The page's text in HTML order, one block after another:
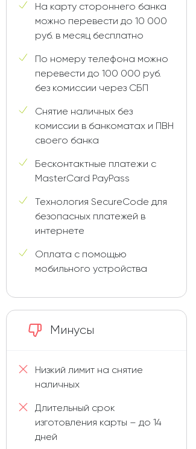
На карту стороннего банка
можно перевести до 10 000
руб. в месяц бесплатно
По номеру телефона можно
перевести до 100 000 руб.
без комиссии через СБП
Снятие наличных без
комиссии в банкоматах и ПВН
своего банка
Бесконтактные платежи с
MasterCard PayPass
Технология SecureCode для
безопасных платежей в
интернете
Оплата с помощью
мобильного устройства
Минусы
Низкий лимит на снятие
наличных
Длительный срок
изготовления карты – до 14
дней